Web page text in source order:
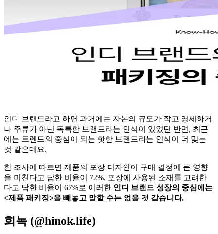
인디 브랜드라고 하면 과거에는 자본의 규모가 작고 영세하거
나 주류가 아닌 독특한 브랜드라는 인식이 있었던 반면, 최근
에는 트렌드의 중심이 되는 핫한 브랜드라는 인식이 더 맞는
것 같은데요.
한 조사에 따르면 제품의 포장 디자인이 구매 결정에 큰 영향
을 미친다고 답한 비율이 72%, 포장에 사용된 소재를 고려한
다고 답한 비율이 67%로 이러한 인디 브랜드 성장의 중심에는
<제품 패키징>을 빼놓고 말할 수는 없을 것 같습니다.
희녹 (@hinok.life)